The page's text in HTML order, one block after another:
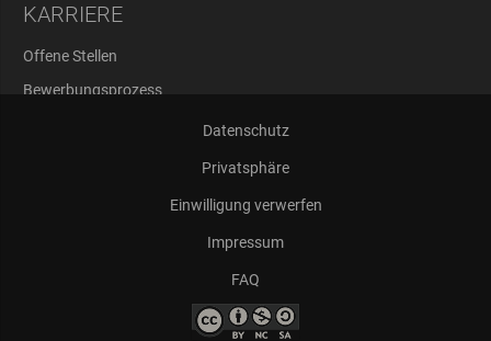
KARRIERE
Offene Stellen
Bewerbungsprozess
Datenschutz
Privatsphäre
Einwilligung verwerfen
Impressum
FAQ